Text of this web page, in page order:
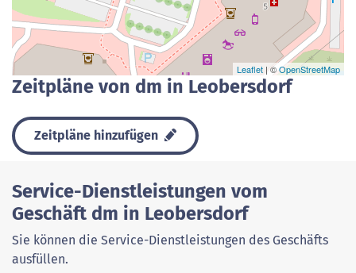
Leaflet | ©OpenStreetMap
Zeitpläne von dm in Leobersdorf
Zeitpläne hinzufügen
Service-Dienstleistungen vom
Geschäft dm in Leobersdorf
Sie können die Service-Dienstleistungen des Geschäfts
ausfüllen.